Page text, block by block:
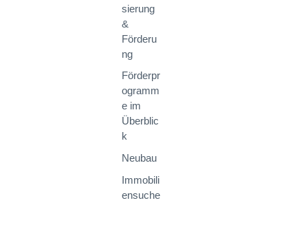
sierung
&
Förderu
ng
Förderpr
ogramm
e im
Überblic
k
Neubau
Immobili
ensuche